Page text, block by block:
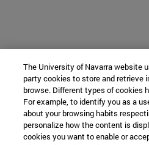
The University of Navarra website
party cookies to store and retrieve
browse. Different types of cookies
For example, to identify you as a
about your browsing habits
personalize how the content is
cookies you want to enable or